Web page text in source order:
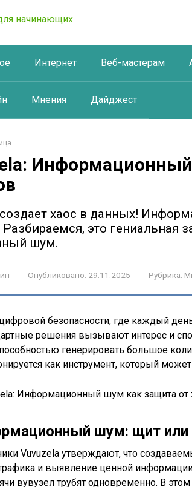
Интернет Веб-мастерам
Мнения Дайджест
хаос в данных!
Разбираемся, это гениальная
шум.
Опубликовано: 29.11.2025 Рубрика:
безопасности, где каждый
решения вызывают интерес и
генерировать большое
как инструмент, который
шум: щит или
Vuvuzela утверждают, что
и выявление ценной
вувузел трубят одновременно. В